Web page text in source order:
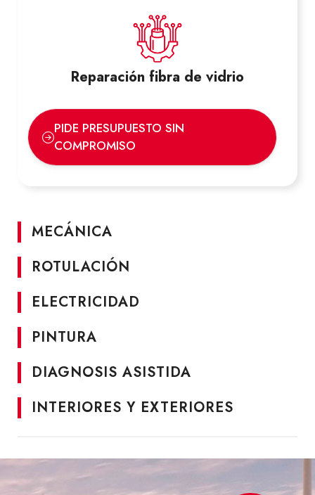
su vehículo. Le ofreceremos el mejor servicio
de atención personalizada. Si lo desea
solicitar una cita previa
nuestra página web. Póngase encontactocon
antes. Clientes como Iberia, TDN o Pepsi-
Matutano ya han confiado en nuestros
servicios. No lo dude más y acuda a nuestras
instalaciones. Ofrecemos el mejor servicio
Confíe enTalleres Revein
su vehículo. Le ofreceremos el mejor servicio
puedesolicitar una cita previa
nosotros y concertaremos una cita cuanto
Matutano ya han confiado en nuestros
instalaciones. Ofrecemos el mejor servicio
MECÁNICA
ROTULACIÓN
ELECTRICIDAD
PINTURA
DIAGNOSIS ASISTIDA
INTERIORES Y EXTERIORES
Reparación fibra de vidrio
PIDE PRESUPUESTO SIN
COMPROMISO